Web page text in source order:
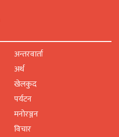
अन्तरवार्ता
अर्थ
खेलकुद
पर्यटन
मनाेरञ्जन
विचार